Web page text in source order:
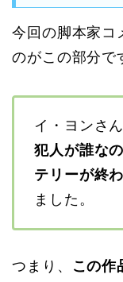
今回の脚本家コ
のがこの部分で
イ・ヨンさ
犯人が誰な
テリーが終
ました。
つまり、
この作